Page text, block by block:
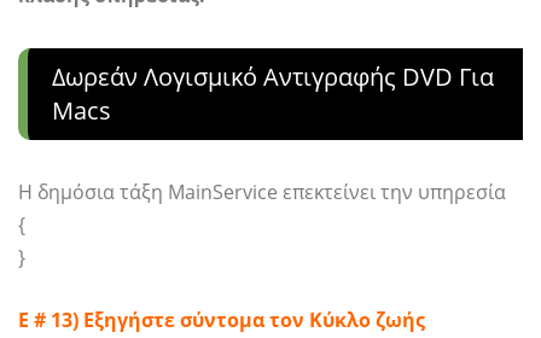
Δωρεάν Λογισμικό Αντιγραφής DVD Για
Macs
Η δημόσια τάξη MainService επεκτείνει την υπηρεσία
{
}
Ε # 13) Εξηγήστε σύντομα τον Κύκλο ζωής